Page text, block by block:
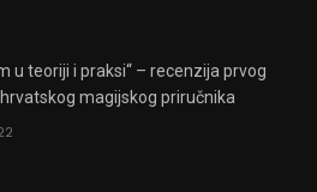
u teoriji i praksi“ – recenzija prvog
magijskog priručnika